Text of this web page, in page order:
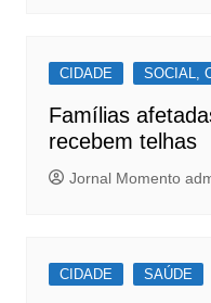
CIDADE SOCIAL,
Famílias
recebem telhas
Jornal Momento
CIDADE SAÚDE